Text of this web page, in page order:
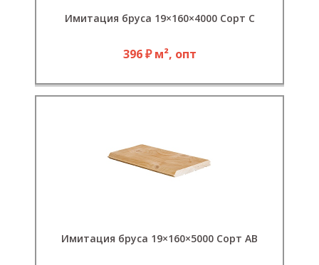
Имитация бруса 19×160×4000 Сорт С
396 ₽ м², опт
Имитация бруса 19×160×5000 Сорт АВ